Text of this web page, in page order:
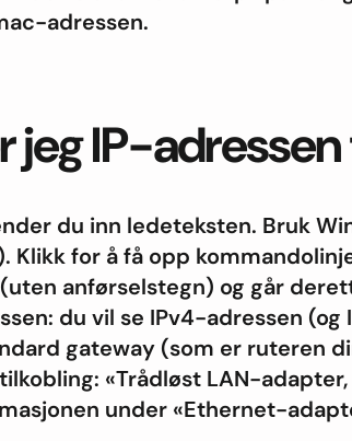
adressen.
jeg IP-
du inn ledeteksten. Bruk
Klikk for å få opp
anførselstegn) og går
du vil se IPv4-adressen (og
gateway (som er ruteren
«Trådløst LAN-
under «Ethernet-